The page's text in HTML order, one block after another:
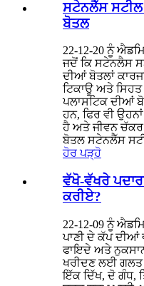
ਸਟੇਨਲੈੱਸ ਸਟੀਲ
ਬੋਤਲ
22-12-20 ਨੂੰ
ਜਦੋਂ ਕਿ ਸਟੇਨਲੈਸ
ਦੀਆਂ ਬੋਤਲਾਂ
ਟਿਕਾਊ ਅਤੇ
ਪਲਾਸਟਿਕ ਦੀਆਂ
ਹਨ, ਫਿਰ ਵੀ
ਹੈ ਅਤੇ ਜੀਵਨ ਚੱਕਰ
ਬੋਤਲ ਸਟੇਨਲੈੱਸ
ਹੋਰ ਪੜ੍ਹੋ
ਵੱਖੋ-ਵੱਖਰੇ
ਕਰੀਏ?
22-12-09 ਨੂੰ
ਪਾਣੀ ਦੇ ਕੱਪ
ਫਾਇਦੇ ਅਤੇ
ਖਰੀਦਣ ਲਈ ਗਲਤ
ਇੱਕ ਦਿੱਖ, ਦੋ ਗੰਧ,